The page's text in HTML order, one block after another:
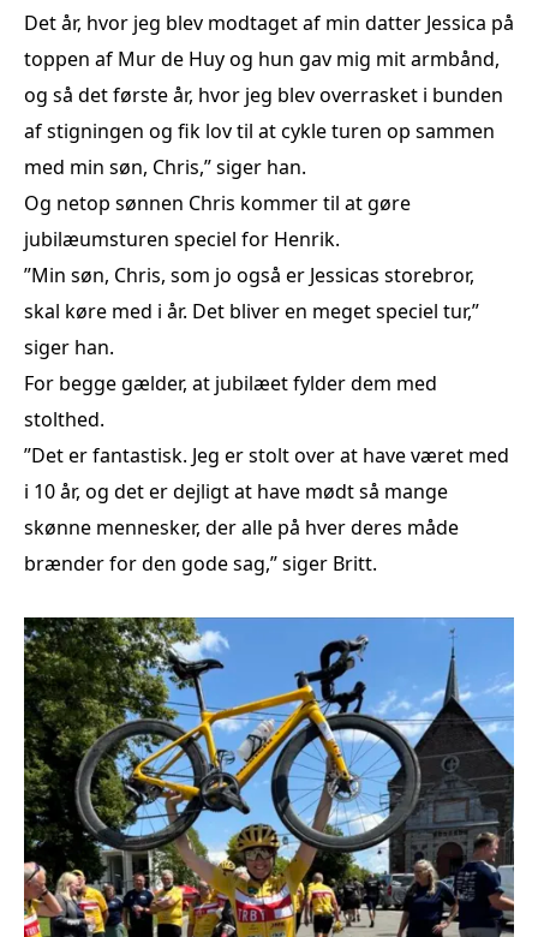
Det år, hvor jeg blev modtaget af min datter Jessica på
toppen af Mur de Huy og hun gav mig mit armbånd,
og så det første år, hvor jeg blev overrasket i bunden
af stigningen og fik lov til at cykle turen op sammen
med min søn, Chris,” siger han.
Og netop sønnen Chris kommer til at gøre
jubilæumsturen speciel for Henrik.
”Min søn, Chris, som jo også er Jessicas storebror,
skal køre med i år. Det bliver en meget speciel tur,”
siger han.
For begge gælder, at jubilæet fylder dem med
stolthed.
”Det er fantastisk. Jeg er stolt over at have været med
i 10 år, og det er dejligt at have mødt så mange
skønne mennesker, der alle på hver deres måde
brænder for den gode sag,” siger Britt.